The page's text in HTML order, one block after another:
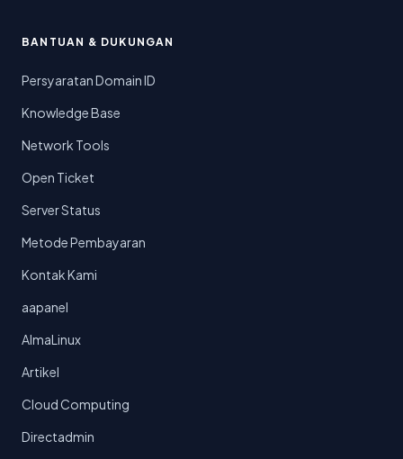
BANTUAN & DUKUNGAN
Persyaratan Domain ID
Knowledge Base
Network Tools
Open Ticket
Server Status
Metode Pembayaran
Kontak Kami
aapanel
AlmaLinux
Artikel
Cloud Computing
Directadmin